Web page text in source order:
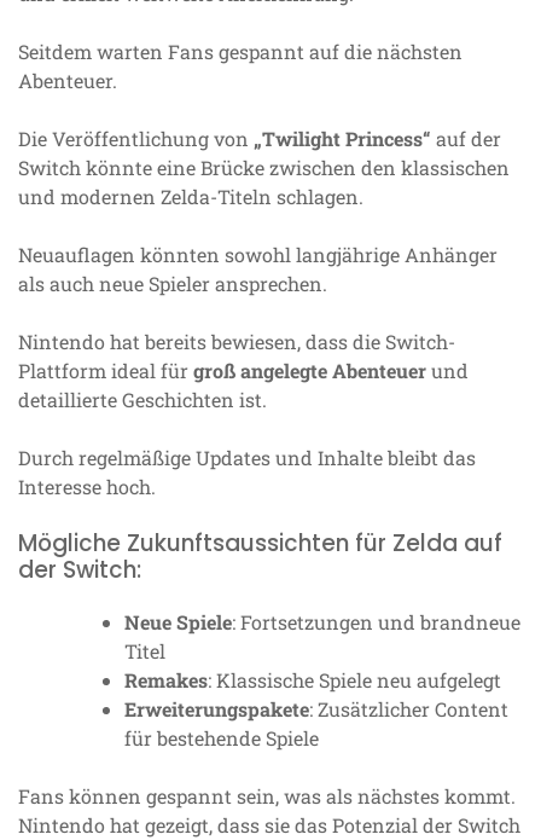
Seitdem warten Fans gespannt auf die nächsten
Abenteuer.
Die Veröffentlichung von „Twilight Princess“ auf der
Switch könnte eine Brücke zwischen den klassischen
und modernen Zelda-Titeln schlagen.
Neuauflagen könnten sowohl langjährige Anhänger
als auch neue Spieler ansprechen.
Nintendo hat bereits bewiesen, dass die Switch-
Plattform ideal fürgroß angelegte Abenteuerund
detaillierte Geschichten ist.
Durch regelmäßige Updates und Inhalte bleibt das
Interesse hoch.
Mögliche Zukunftsaussichten für Zelda auf
der Switch:
Neue Spiele: Fortsetzungen und brandneue
Titel
Remakes: Klassische Spiele neu aufgelegt
Erweiterungspakete: Zusätzlicher Content
für bestehende Spiele
Fans können gespannt sein, was als nächstes kommt.
Nintendo hat gezeigt, dass sie das Potenzial der Switch